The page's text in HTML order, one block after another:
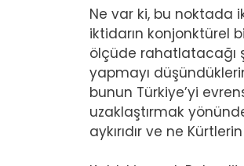
Ne var ki, bu noktada
iktidarın konjonktürel
ölçüde rahatlatacağı
yapmayı
bunun Türkiye’yi
uzaklaştırmak
aykırıdır ve ne